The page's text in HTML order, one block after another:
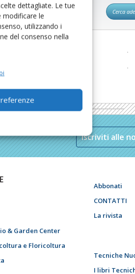
dettagliate. Le tue
modificare le
utilizzando i
del consenso nella
Cerca
Iscriviti alle
& Garden Center
e Floricoltura
Abbonati
CONTATTI
La rivista
Tecniche
I libri